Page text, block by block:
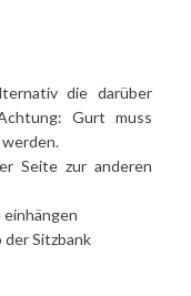
die darüber
Gurt muss
Seite zur anderen
Sitzbank